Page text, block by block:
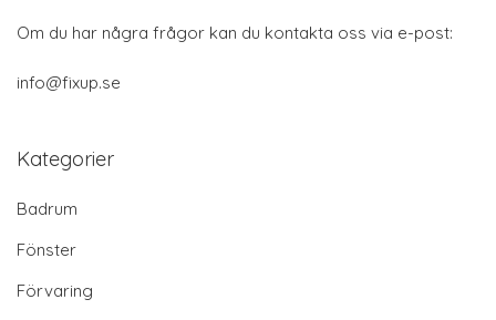
Om du har några frågor kan du kontakta oss via e-post:
info@fixup.se
Kategorier
Badrum
Fönster
Förvaring